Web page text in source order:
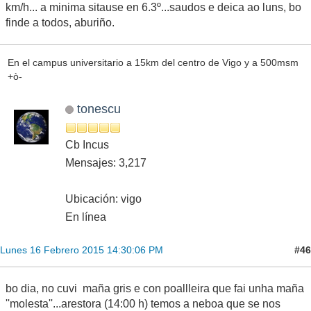
km/h... a minima sitause en 6.3º...saudos e deica ao luns, bo
finde a todos, aburiño.
En el campus universitario a 15km del centro de Vigo y a 500msm
+ò-
tonescu
Cb Incus
Mensajes: 3,217
Ubicación: vigo
En línea
Lunes 16 Febrero 2015 14:30:06 PM #46
bo dia, no cuvi maña gris e con poallleira que fai unha maña
''molesta''...arestora (14:00 h) temos a neboa que se nos